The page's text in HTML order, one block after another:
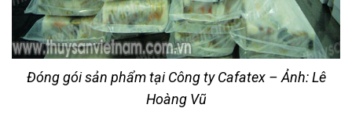
Đóng gói sản phẩm tại Công ty Cafatex – Ảnh: Lê
Hoàng Vũ